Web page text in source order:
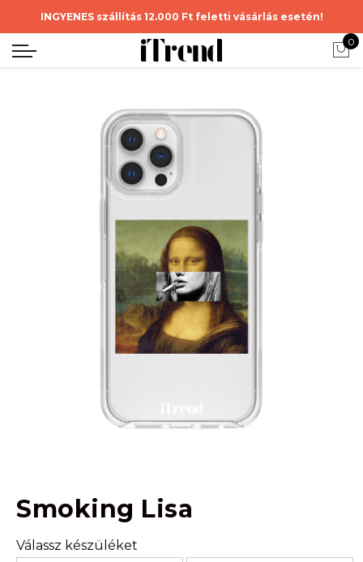
INGYENES szállítás 12.000 Ft feletti vásárlás esetén!
0
Smoking Lisa
Válassz készüléket